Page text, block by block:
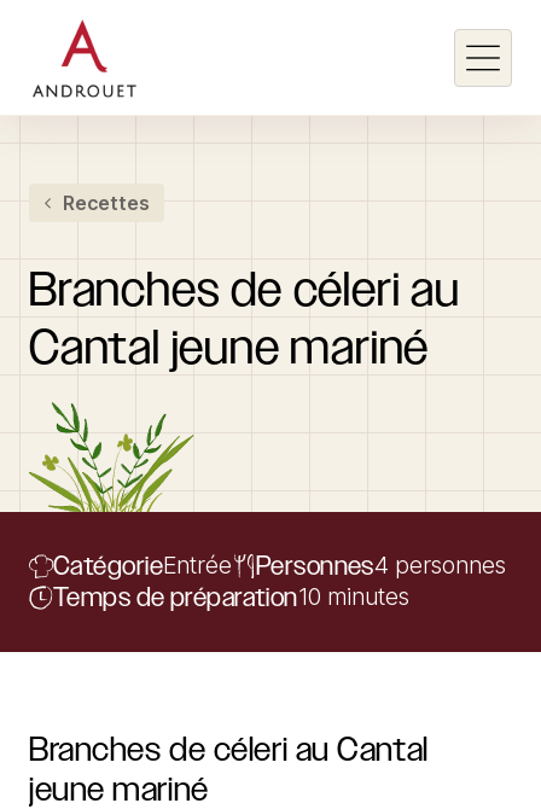
Rechercher un mot clé
Recettes
Branches de céleri au
Cantal jeune mariné
CatégorieEntrée Personnes4 personnes
Temps de préparation10 minutes
Branches de céleri au Cantal
jeune mariné